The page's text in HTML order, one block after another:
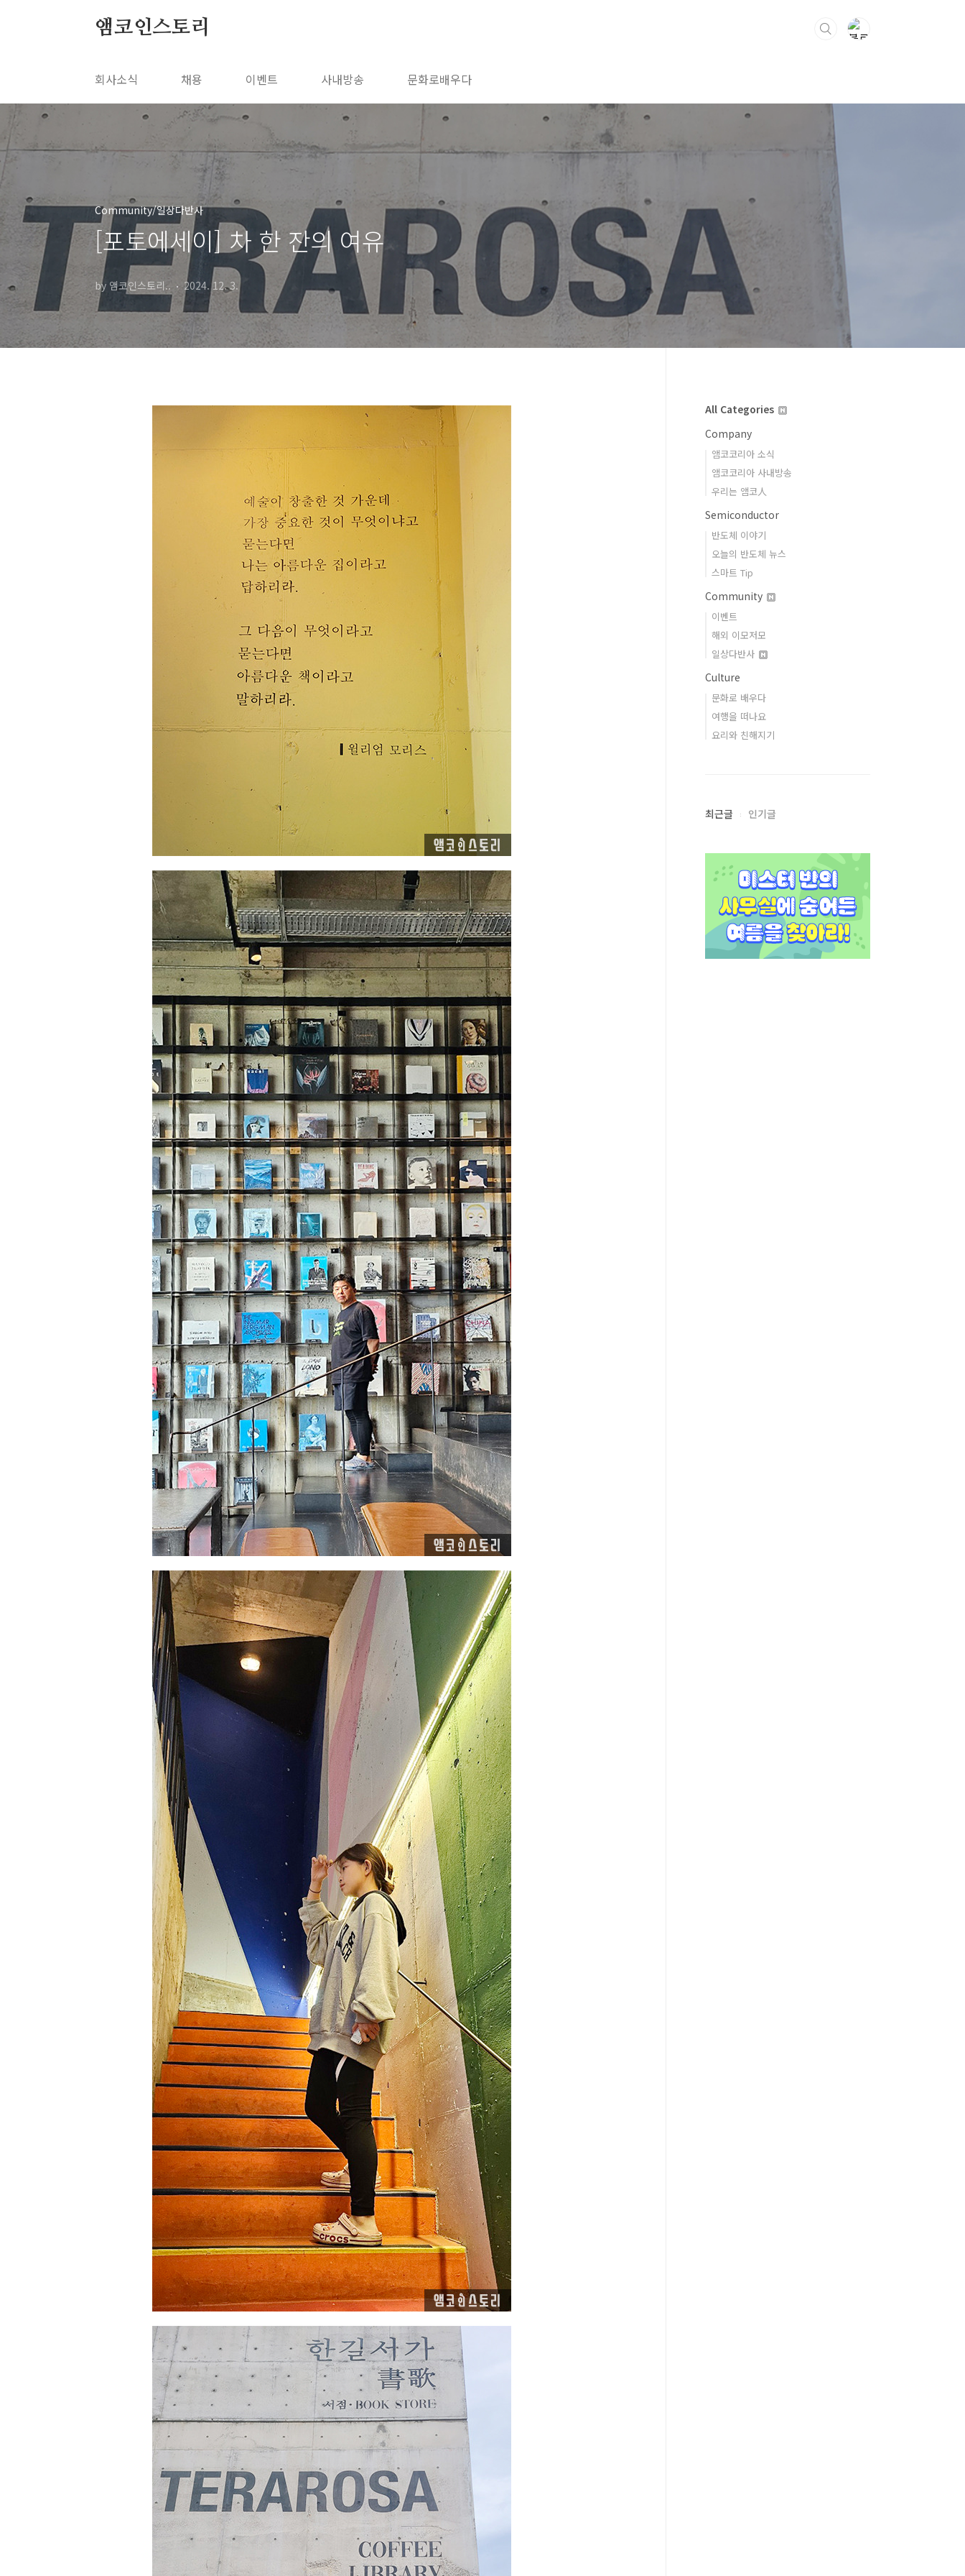
앰코인스토리
회사소식 채용 이벤트 사내방송 문화로배우다
Community/일상다반사
[포토에세이] 차 한 잔의 여유
by 앰코인스토리.. 2024. 12. 3.
All Categories
Company
앰코코리아 소식
앰코코리아 사내방송
우리는 앰코人
Semiconductor
반도체 이야기
오늘의 반도체 뉴스
스마트 Tip
Community
이벤트
해외 이모저모
일상다반사
Culture
문화로 배우다
여행을 떠나요
요리와 친해지기
최근글 인기글